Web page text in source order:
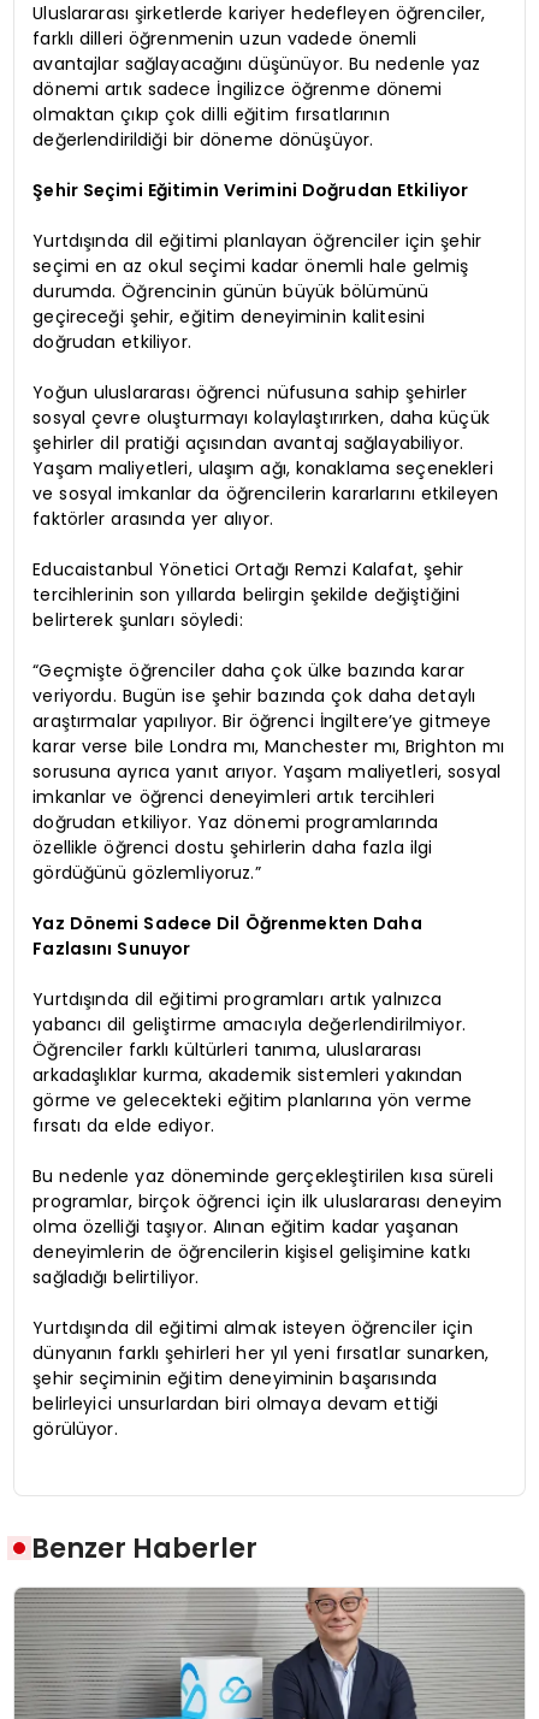
Uluslararası şirketlerde kariyer hedefleyen öğrenciler,
farklı dilleri öğrenmenin uzun vadede önemli
avantajlar sağlayacağını düşünüyor. Bu nedenle yaz
dönemi artık sadece İngilizce öğrenme dönemi
olmaktan çıkıp çok dilli eğitim fırsatlarının
değerlendirildiği bir döneme dönüşüyor.
Şehir Seçimi Eğitimin Verimini Doğrudan Etkiliyor
Yurtdışında dil eğitimi planlayan öğrenciler için şehir
seçimi en az okul seçimi kadar önemli hale gelmiş
durumda. Öğrencinin günün büyük bölümünü
geçireceği şehir, eğitim deneyiminin kalitesini
doğrudan etkiliyor.
Yoğun uluslararası öğrenci nüfusuna sahip şehirler
sosyal çevre oluşturmayı kolaylaştırırken, daha küçük
şehirler dil pratiği açısından avantaj sağlayabiliyor.
Yaşam maliyetleri, ulaşım ağı, konaklama seçenekleri
ve sosyal imkanlar da öğrencilerin kararlarını etkileyen
faktörler arasında yer alıyor.
Educaistanbul Yönetici Ortağı Remzi Kalafat, şehir
tercihlerinin son yıllarda belirgin şekilde değiştiğini
belirterek şunları söyledi:
“Geçmişte öğrenciler daha çok ülke bazında karar
veriyordu. Bugün ise şehir bazında çok daha detaylı
araştırmalar yapılıyor. Bir öğrenci İngiltere’ye gitmeye
karar verse bile Londra mı, Manchester mı, Brighton mı
sorusuna ayrıca yanıt arıyor. Yaşam maliyetleri, sosyal
imkanlar ve öğrenci deneyimleri artık tercihleri
doğrudan etkiliyor. Yaz dönemi programlarında
özellikle öğrenci dostu şehirlerin daha fazla ilgi
gördüğünü gözlemliyoruz.”
Yaz Dönemi Sadece Dil Öğrenmekten Daha
Fazlasını Sunuyor
Yurtdışında dil eğitimi programları artık yalnızca
yabancı dil geliştirme amacıyla değerlendirilmiyor.
Öğrenciler farklı kültürleri tanıma, uluslararası
arkadaşlıklar kurma, akademik sistemleri yakından
görme ve gelecekteki eğitim planlarına yön verme
fırsatı da elde ediyor.
Bu nedenle yaz döneminde gerçekleştirilen kısa süreli
programlar, birçok öğrenci için ilk uluslararası deneyim
olma özelliği taşıyor. Alınan eğitim kadar yaşanan
deneyimlerin de öğrencilerin kişisel gelişimine katkı
sağladığı belirtiliyor.
Yurtdışında dil eğitimi almak isteyen öğrenciler için
dünyanın farklı şehirleri her yıl yeni fırsatlar sunarken,
şehir seçiminin eğitim deneyiminin başarısında
belirleyici unsurlardan biri olmaya devam ettiği
görülüyor.
Benzer Haberler